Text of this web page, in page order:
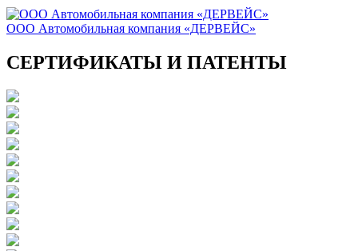
ООО Автомобильная компания «ДЕРВЕЙС»
СЕРТИФИКАТЫ И ПАТЕНТЫ